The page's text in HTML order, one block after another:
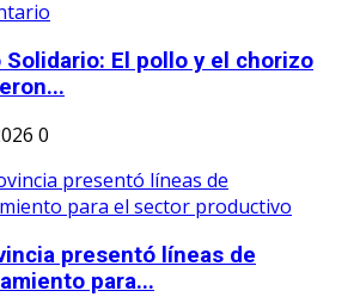
Solidario: El pollo y el chorizo
0
presentó líneas de
para...